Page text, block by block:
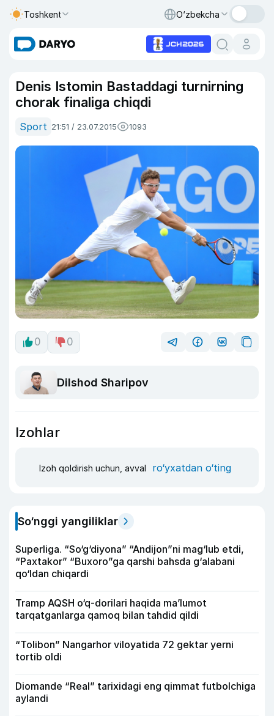
Toshkent O‘zbekcha
Denis Istomin Bastaddagi turnirning
chorak finaliga chiqdi
Sport 21:51 / 23.07.2015 1093
0 0
Dilshod Sharipov
Izohlar
Izoh qoldirish uchun, avval ro‘yxatdan o‘ting
So‘nggi yangiliklar
Superliga. “So‘g‘diyona” “Andijon”ni mag‘lub etdi,
“Paxtakor” “Buxoro”ga qarshi bahsda g‘alabani
qo‘ldan chiqardi
Tramp AQSH o‘q-dorilari haqida ma’lumot
tarqatganlarga qamoq bilan tahdid qildi
“Tolibon” Nangarhor viloyatida 72 gektar yerni
tortib oldi
Diomande “Real” tarixidagi eng qimmat futbolchiga
aylandi